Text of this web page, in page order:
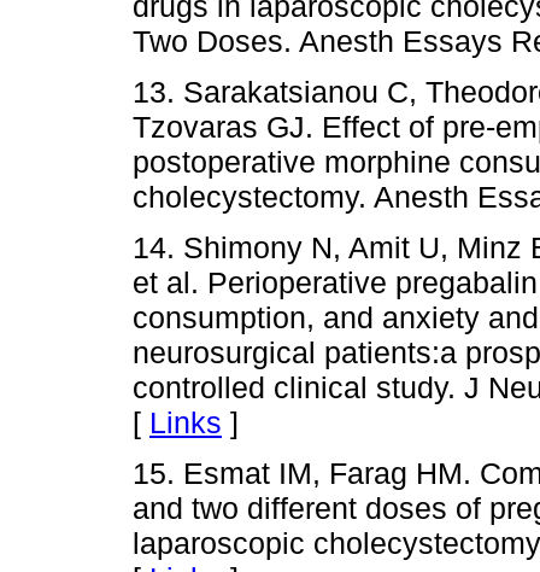
Two Doses. Anesth Essays
13. Sarakatsianou C,
Tzovaras GJ. Effect of pre-
postoperative morphine
cholecystectomy. Anesth
14. Shimony N, Amit U, Minz
et al. Perioperative
consumption, and anxiety
neurosurgical patients:a
controlled clinical study. J
[ Links ]
15. Esmat IM, Farag HM.
and two different doses of
laparoscopic